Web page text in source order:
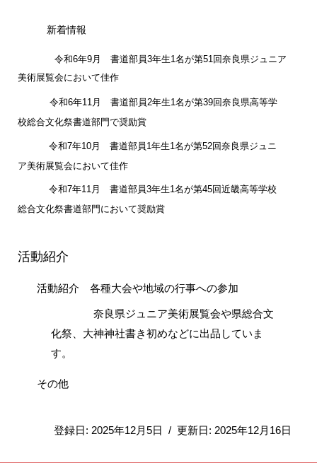
新着情報
令和6年9月 書道部員3年生1名が第51回奈良県ジュニア
美術展覧会において佳作
令和6年11月 書道部員2年生1名が第39回奈良県高等学
校総合文化祭書道部門で奨励賞
令和7年10月 書道部員1年生1名が第52回奈良県ジュニ
ア美術展覧会において佳作
令和7年11月 書道部員3年生1名が第45回近畿高等学校
総合文化祭書道部門において奨励賞
活動紹介
活動紹介 各種大会や地域の行事への参加
奈良県ジュニア美術展覧会や県総合文
化祭、大神神社書き初めなどに出品していま
す。
その他
登録日: 2025年12月5日 / 更新日: 2025年12月 16日